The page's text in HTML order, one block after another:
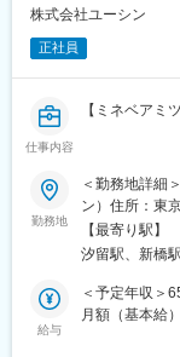
また、電動ラ
ックドアなど
キシフター、
ーシンが従来
果によって生
ることができ
■出張頻度：
年数回程度。
※コロナの影響
■想定配属部署
株式会社ユーシン
正社員
仕事内容
【ミネベアミ
グローバル拠
て必須である
等の国際規格
■具体的には：
・開発プロセ
・管理ツール
勤務地
＜勤務地詳細
ン）住所：東京都港区東新
クガーデン勤
禁煙
【最寄り駅】
汐留駅、新橋
給与
＜予定年収＞
月額（基本給